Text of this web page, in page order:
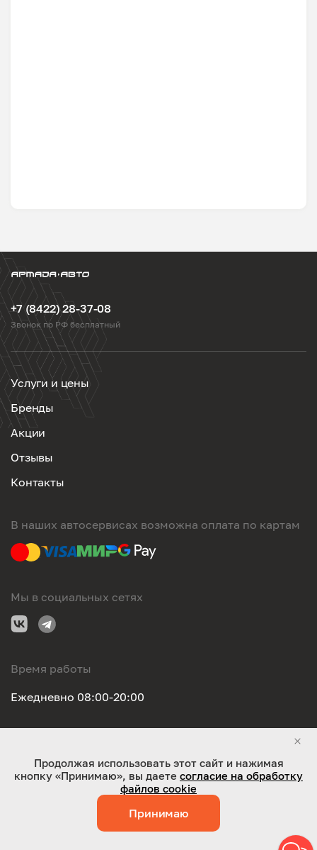
+7 (8422) 28-37-08
Звонок по РФ бесплатный
Услуги и цены
Бренды
Акции
Отзывы
Контакты
В наших автосервисах возможна оплата по картам
Мы в социальных сетях
Время работы
Ежедневно 08:00-20:00
ООО "Оригинал-сервис". Все права защищены 2026
Работает на технологиях:Jaky
Продолжая использовать этот сайт и нажимая
кнопку «Принимаю», вы даете согласие на обработку
файлов cookie
Принимаю